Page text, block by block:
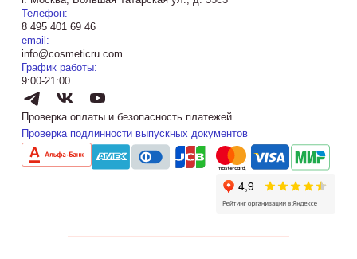
Телефон:
8 495 401 69 46
email:
info@cosmeticru.com
График работы:
9:00-21:00
Проверка оплаты и безопасность платежей
Проверка подлинности выпускных документов